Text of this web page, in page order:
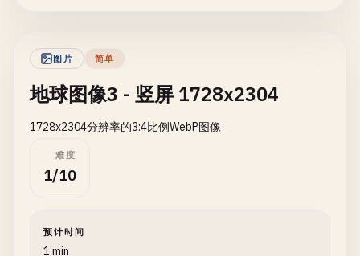
图片 简单
地球图像3 - 竖屏 1728x2304
1728x2304分辨率的3:4比例WebP图像
难度
1/10
预计时间
1 min